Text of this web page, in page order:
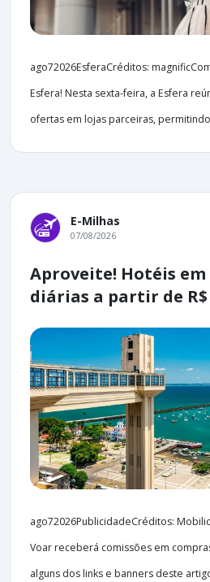
ago72026EsferaCréditos:
Esfera! Nesta sexta-feira, a Esfera
ofertas em lojas parceiras,
E-Milhas
07/08/2026
Aproveite! Hotéis em
diárias a partir de R$
ago72026PublicidadeCréditos:
Voar receberá comissões em
alguns dos links e banners deste